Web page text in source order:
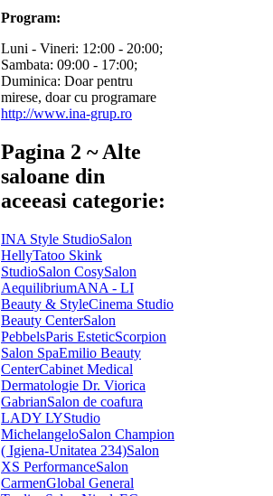
Program:
Luni - Vineri: 12:00 - 20:00;
Sambata: 09:00 - 17:00;
Duminica: Doar pentru
mirese, doar cu programare
http://www.ina-grup.ro
Pagina 2 ~ Alte
saloane din
aceeasi categorie:
INA Style StudioSalon
HellyTatoo Skink
StudioSalon CosySalon
AequilibriumANA - LI
Beauty & StyleCinema Studio
Beauty CenterSalon
PebbelsParis EsteticScorpion
Salon SpaEmilio Beauty
CenterCabinet Medical
Dermatologie Dr. Viorica
GabrianSalon de coafura
LADY LYStudio
MichelangeloSalon Champion
( Igiena-Unitatea 234)Salon
XS PerformanceSalon
CarmenGlobal General